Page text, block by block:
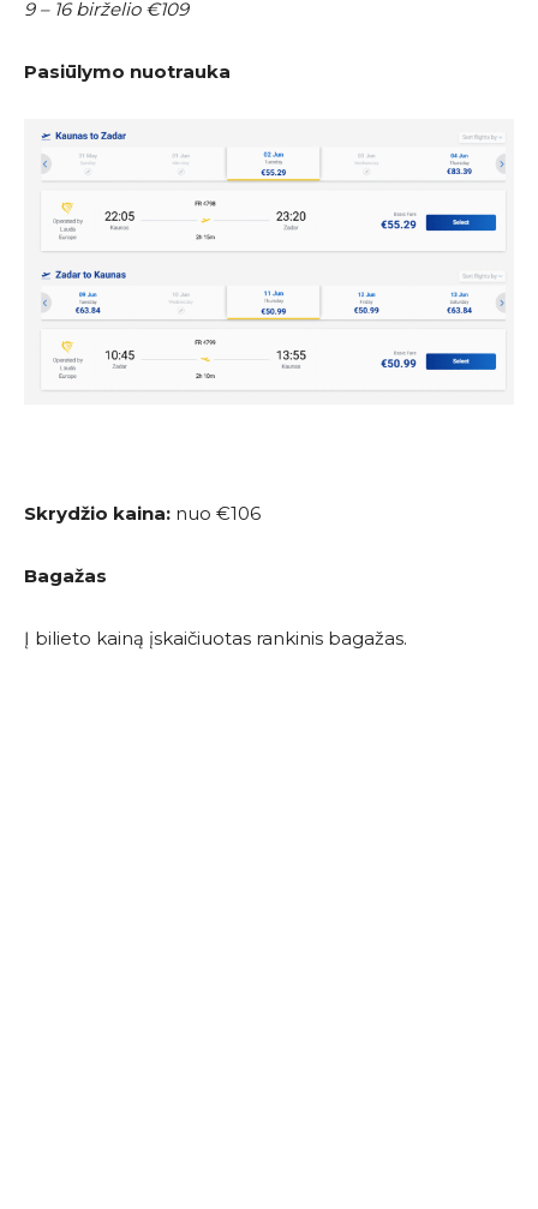
9 – 16 birželio €109
Pasiūlymo nuotrauka
Skrydžio kaina: nuo €106
Bagažas
Į bilieto kainą įskaičiuotas rankinis bagažas.